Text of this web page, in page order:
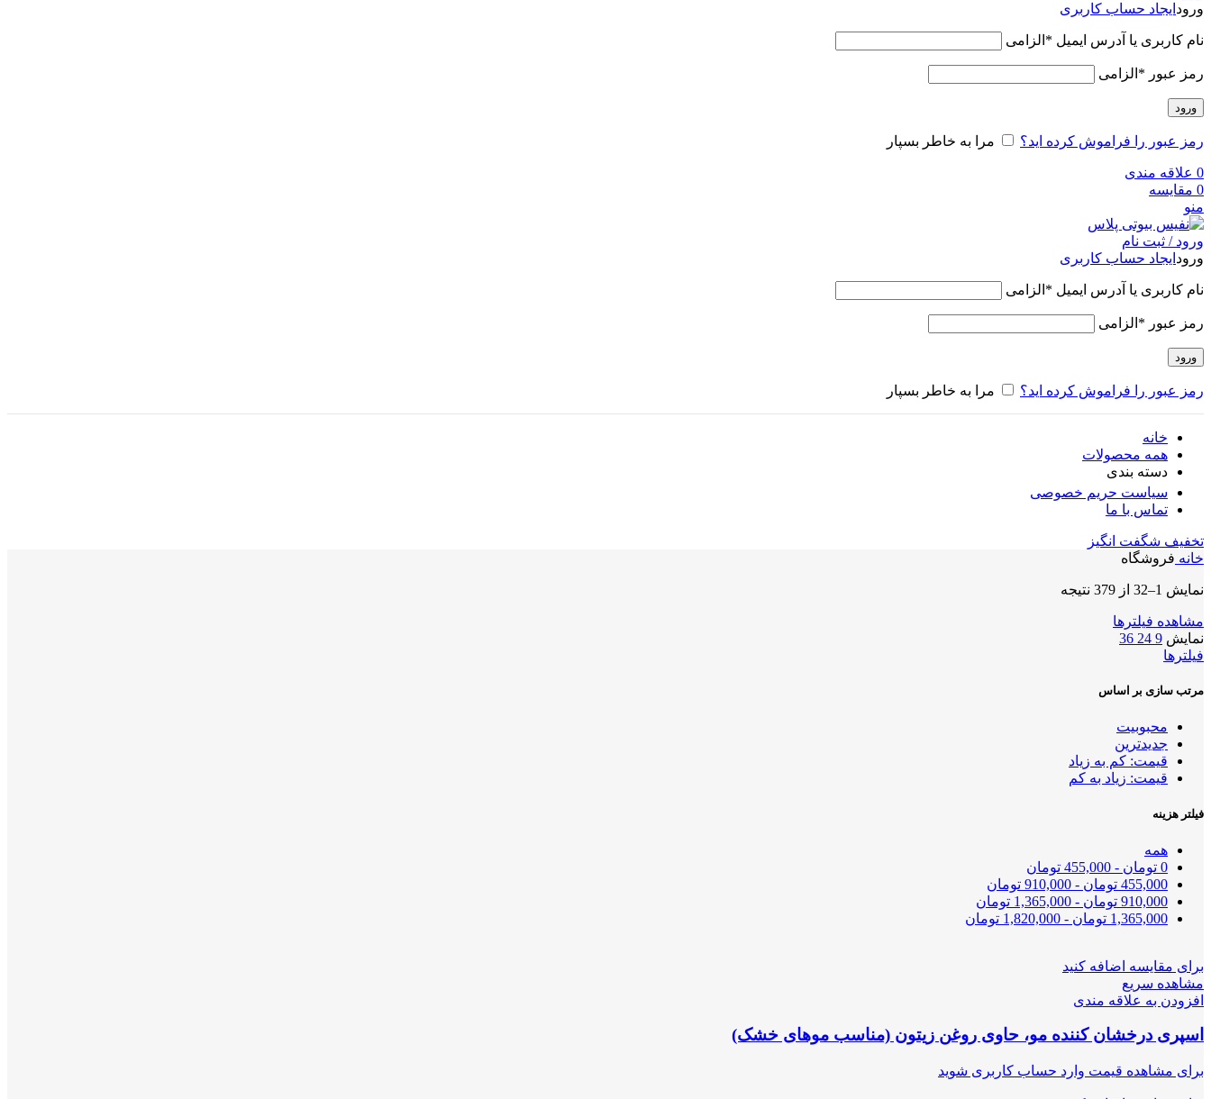
ورود ایجاد حساب کاربری
نام کاربری یا آدرس ایمیل * الزامی
رمز عبور * الزامی
ورود
رمز عبور را فراموش کرده اید؟ مرا به خاطر بسپار
0 علاقه مندی
0 مقایسه
منو
ورود / ثبت نام
ورود ایجاد حساب کاربری
نام کاربری یا آدرس ایمیل * الزامی
رمز عبور * الزامی
ورود
رمز عبور را فراموش کرده اید؟ مرا به خاطر بسپار
خانه
همه محصولات
دسته بندی
سیاست حریم خصوصی
تماس با ما
تخفیف شگفت انگیز
خانه فروشگاه
نمایش 1–32 از 379 نتیجه
مشاهده فیلترها
نمایش 9
24
36
فیلترها
مرتب سازی بر اساس
محبوبیت
جدیدترین
قیمت: کم به زیاد
قیمت: زیاد به کم
فیلتر هزینه
همه
0 تومان -
455,000 تومان
455,000 تومان -
910,000 تومان
910,000 تومان -
1,365,000 تومان
1,365,000 تومان -
1,820,000 تومان
برای مقایسه اضافه کنید
مشاهده سریع
افزودن به علاقه مندی
اسپری درخشان کننده مو، حاوی روغن زیتون (مناسب موهای خشک)
برای مشاهده قیمت وارد حساب کاربری شوید